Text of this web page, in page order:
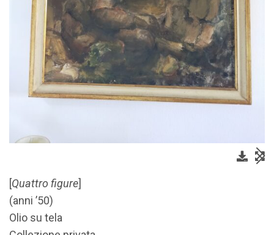
[Quattro figure]
(anni ’50)
Olio su tela